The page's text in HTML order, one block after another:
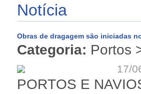
Notícia
Obras de dragagem são iniciadas
Categoria: Portos
17/
PORTOS E